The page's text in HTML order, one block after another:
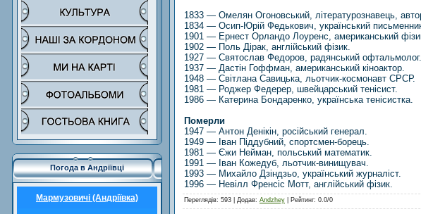
Погода в Андріївці
Мармузовичі (Андріївка)
1833 — Омелян Огоновський, літературознавець, автор
1834 — Осип-Юрій Федькович, український
1901 — Ернест Орландо Лоуренс, американський
1902 — Поль Дірак, англійський фізик.
1927 — Святослав Федоров, радянський офтальмолог.
1937 — Дастін Гоффман, американський кіноактор.
1948 — Світлана Савицька, льотчик-космонавт СРСР.
1981 — Роджер Федерер, швейцарський тенісист.
1986 — Катерина Бондаренко, українська тенісистка.
Померли
1947 — Антон Денікін, російський генерал.
1949 — Іван Піддубний, спортсмен-борець.
1981 — Єжи Нейман, польський математик.
1991 — Іван Кожедуб, льотчик-винищувач.
1993 — Михайло Дзіндзьо, український журналіст.
1996 — Невілл Френсіс Мотт, англійський фізик.
Переглядів: 593 | Додав: Andzhey Рейтинг: 0.0/0